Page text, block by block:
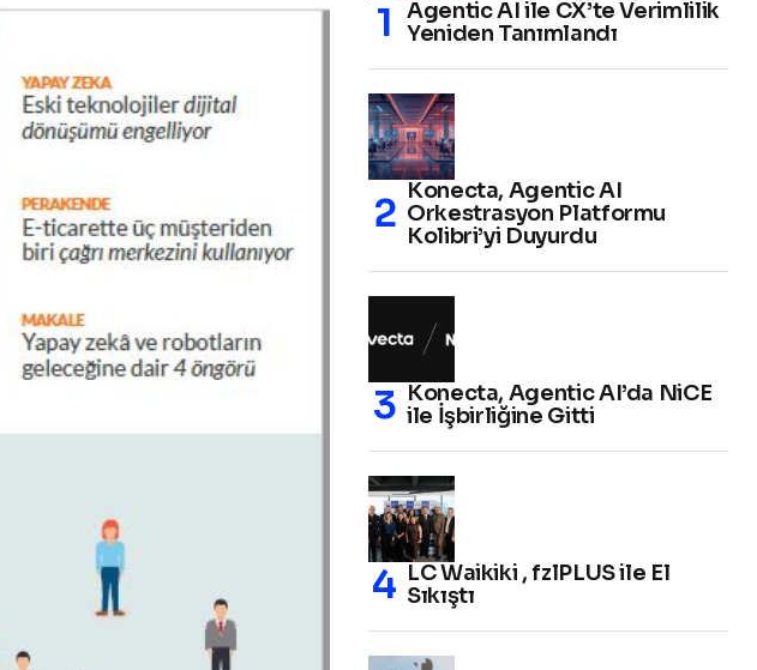
Agentic AI ile CX’te Verimlilik
Yeniden Tanımlandı
Konecta, Agentic AI
Orkestrasyon Platformu
Kolibri’yi Duyurdu
Konecta, Agentic AI’da NiCE
ile İşbirliğine Gitti
LC Waikiki , fzlPLUS ile El
Sıkıştı